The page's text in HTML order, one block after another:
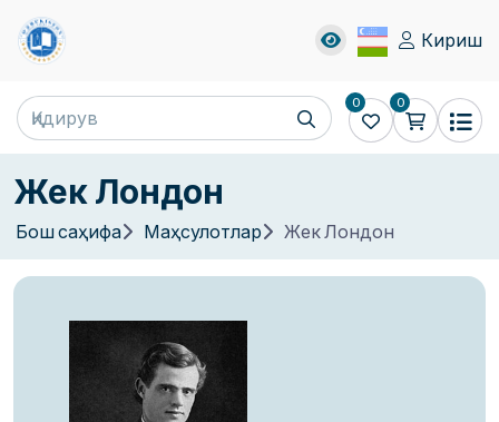
Кириш
0 0
Жек Лондон
Бош саҳифа Маҳсулотлар Жек Лондон